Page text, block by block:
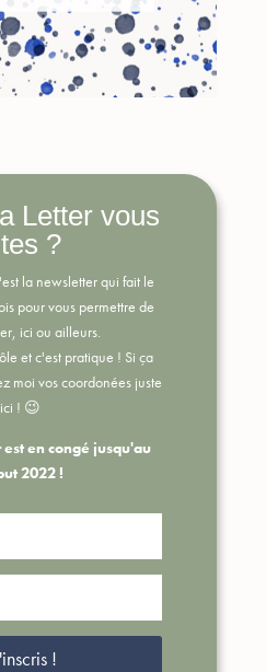
Letter vous
?
la newsletter qui fait le
pour vous permettre de
ici ou ailleurs.
et c'est pratique ! Si ça
moi vos coordonées juste
ici ! 😉
est en congé jusqu'au
2022 !
!